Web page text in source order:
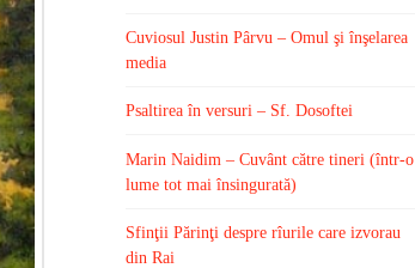
Cuviosul Justin Pârvu – Omul şi înşelarea
media
Psaltirea în versuri – Sf. Dosoftei
Marin Naidim – Cuvânt către tineri (într-o
lume tot mai însingurată)
Sfinţii Părinţi despre rîurile care izvorau
din Rai